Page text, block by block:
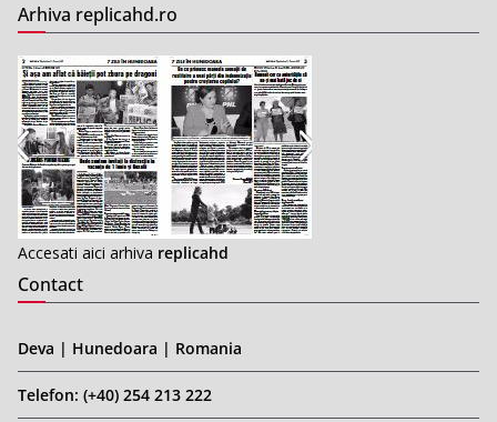
Arhiva replicahd.ro
Accesati aici arhiva replicahd
Contact
Deva | Hunedoara | Romania
Telefon: (+40) 254 213 222